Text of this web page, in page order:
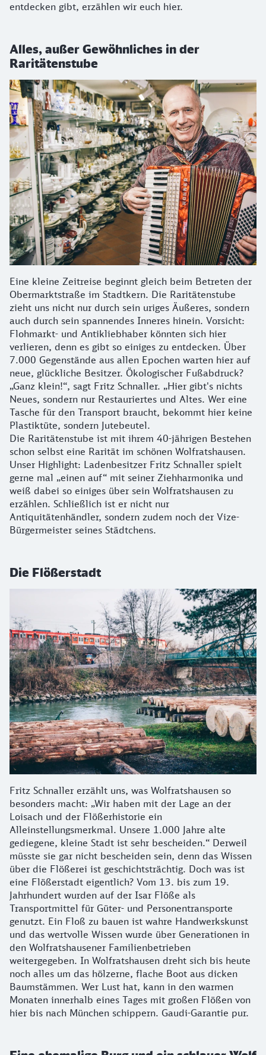
entdecken gibt, erzählen wir euch hier.
Alles, außer Gewöhnliches in der
Raritätenstube
Eine kleine Zeitreise beginnt gleich beim Betreten der
Obermarktstraße im Stadtkern. Die Raritätenstube
zieht uns nicht nur durch sein uriges Äußeres, sondern
auch durch sein spannendes Inneres hinein. Vorsicht:
Flohmarkt- und Antikliebhaber könnten sich hier
verlieren, denn es gibt so einiges zu entdecken. Über
7.000 Gegenstände aus allen Epochen warten hier auf
neue, glückliche Besitzer. Ökologischer Fußabdruck?
„Ganz klein!“, sagt Fritz Schnaller. „Hier gibt's nichts
Neues, sondern nur Restauriertes und Altes. Wer eine
Tasche für den Transport braucht, bekommt hier keine
Plastiktüte, sondern Jutebeutel.
Die Raritätenstube ist mit ihrem 40-jährigen Bestehen
schon selbst eine Rarität im schönen Wolfratshausen.
Unser Highlight: Ladenbesitzer Fritz Schnaller spielt
gerne mal „einen auf“ mit seiner Ziehharmonika und
weiß dabei so einiges über sein Wolfratshausen zu
erzählen. Schließlich ist er nicht nur
Antiquitätenhändler, sondern zudem noch der Vize-
Bürgermeister seines Städtchens.
Die Flößerstadt
Fritz Schnaller erzählt uns, was Wolfratshausen so
besonders macht: „Wir haben mit der Lage an der
Loisach und der Flößerhistorie ein
Alleinstellungsmerkmal. Unsere 1.000 Jahre alte
gediegene, kleine Stadt ist sehr bescheiden.“ Derweil
müsste sie gar nicht bescheiden sein, denn das Wissen
über die Flößerei ist geschichtsträchtig. Doch was ist
eine Flößerstadt eigentlich? Vom 13. bis zum 19.
Jahrhundert wurden auf der Isar Flöße als
Transportmittel für Güter- und Personentransporte
genutzt. Ein Floß zu bauen ist wahre Handwerkskunst
und das wertvolle Wissen wurde über Generationen in
den Wolfratshausener Familienbetrieben
weitergegeben. In Wolfratshausen dreht sich bis heute
noch alles um das hölzerne, flache Boot aus dicken
Baumstämmen. Wer Lust hat, kann in den warmen
Monaten innerhalb eines Tages mit großen Flößen von
hier bis nach München schippern. Gaudi-Garantie pur.